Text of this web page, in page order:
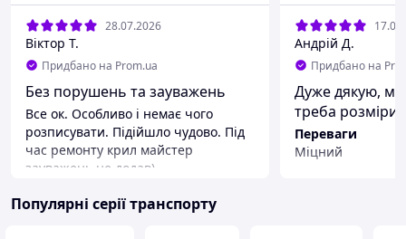
28.07.2026
Віктор Т.
Придбано на Prom.ua
Без порушень та зауважень
Все ок. Особливо і немає чого
розписувати. Підійшло чудово. Під
час ремонту крил майстер
зауважень не додав)
Андрій Д.
Придбано на
Дуже дякую,
треба розміри
Переваги
Міцний
Популярні серії транспорту